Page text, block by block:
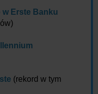
w Erste Banku
(rekord w tym